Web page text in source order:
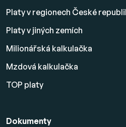
Platy v regionech České
Platy v jiných zemích
Milionářská kalkulačka
Mzdová kalkulačka
TOP platy
Dokumenty